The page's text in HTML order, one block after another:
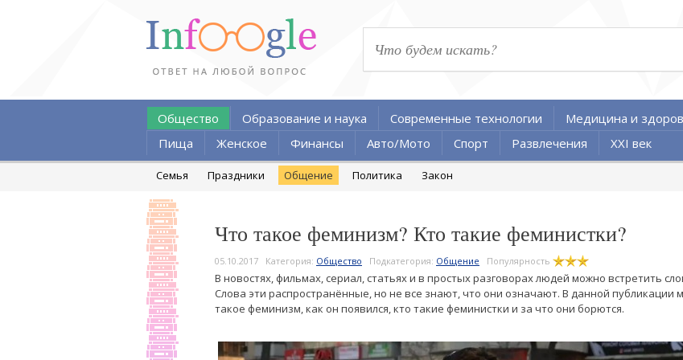
Общество Образование и наука Современные технологии Медицина и
Пища
Женское Финансы Авто/Мото Спорт Развлечения XXI век
Семья Праздники Общение Политика Закон
Что такое феминизм? Кто такие феминистки?
05.10.2017 Категория: Общество Подкатегория: Общение Популярность
В новостях, фильмах, сериал, статьях и в простых разговорах людей можно встретить
Слова эти распространённые, но не все знают, что они означают. В данной публикации
такое феминизм, как он появился, кто такие феминистки и за что они борются.